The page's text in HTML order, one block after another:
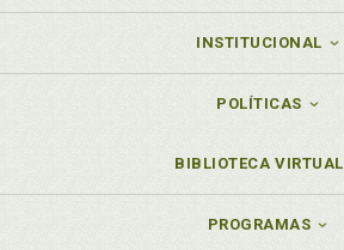
INSTITUCIONAL
POLÍTICAS
BIBLIOTECA VIRTUAL
PROGRAMAS